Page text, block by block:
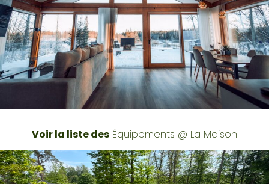
Voir la liste des Équipements @ La Maison